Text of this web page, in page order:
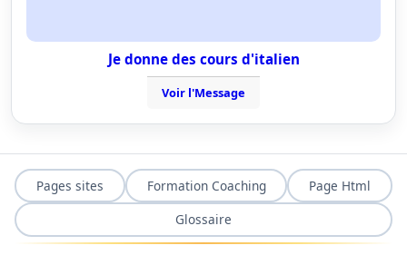
Je donne des cours d'italien
Voir l'Message
Pages sites Formation Coaching
Page Html
Glossaire